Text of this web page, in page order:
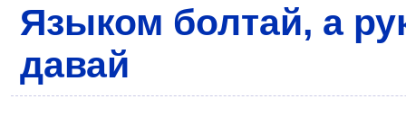
Языком болтай, а
давай